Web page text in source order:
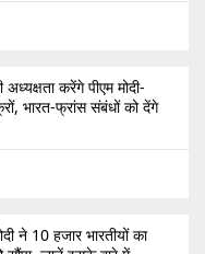
करेंगे पीएम मोदी-
भारत-फ्रांस संबंधों को देंगे
ने 10 हजार भारतीयों का